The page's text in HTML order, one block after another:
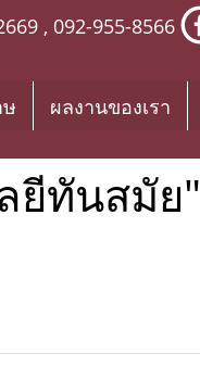
, 092-955-8566
ผลงานของเรา
ยีทันสมัย"